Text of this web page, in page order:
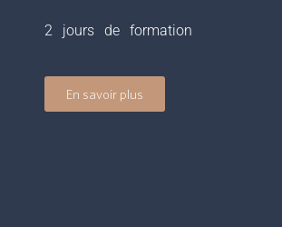
2 jours de formation
En savoir plus